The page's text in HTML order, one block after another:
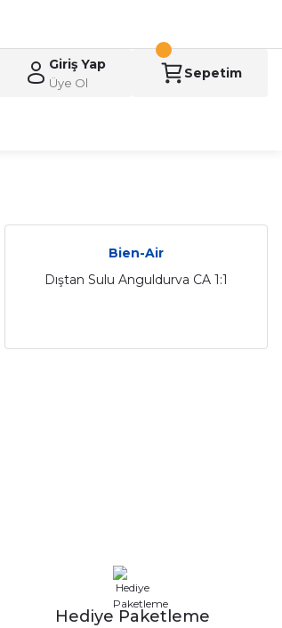
Giriş Yap
Üye Ol
Sepetim
Bien-Air
Dıştan Sulu Anguldurva CA 1:1
Hediye Paketleme